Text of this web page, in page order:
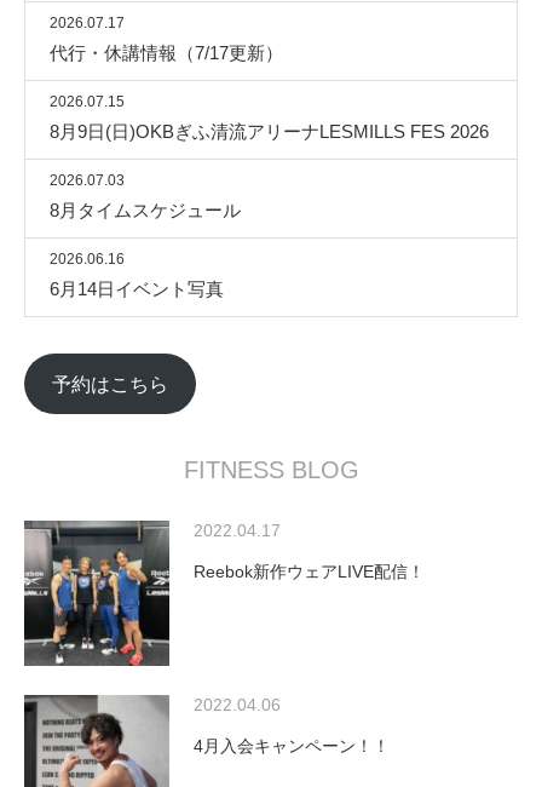
2026.07.17
代行・休講情報（7/17更新）
2026.07.15
8月9日(日)OKBぎふ清流アリーナLESMILLS FES 2026
2026.07.03
8月タイムスケジュール
2026.06.16
6月14日イベント写真
予約はこちら
FITNESS BLOG
2022.04.17
Reebok新作ウェアLIVE配信！
2022.04.06
4月入会キャンペーン！！